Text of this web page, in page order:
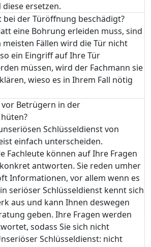
ersetzen.
bei der Türöffnung beschädigt?
eine Bohrung erleiden muss, sind
Fällen wird die Tür nicht
ein Eingriff auf Ihre Tür
müssen, wird der Fachmann sie
wieso es in Ihrem Fall nötig
Betrügern in der
Schlüsseldienst von
einfach unterscheiden.
Fachleute können auf Ihre Fragen
antworten. Sie reden umher
Informationen, vor allem wenn es
seriöser Schlüsseldienst kennt sich
aus und kann Ihnen deswegen
geben. Ihre Fragen werden
sodass Sie sich nicht
Schlüsseldienst: nicht